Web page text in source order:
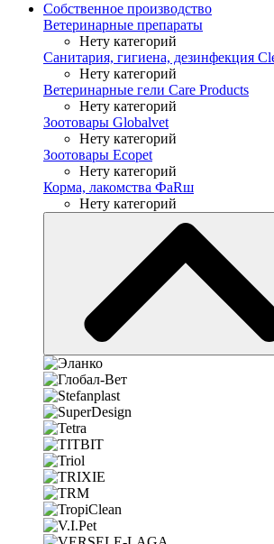
Собственное производство
Ветеринарные препараты
Нету категорий
Санитария, гигиена, дезинфекция
Нету категорий
Ветеринарные гели Care Products
Нету категорий
Зоотовары Globalvet
Нету категорий
Зоотовары Ecopet
Нету категорий
Корма, лакомства ФaRш
Нету категорий